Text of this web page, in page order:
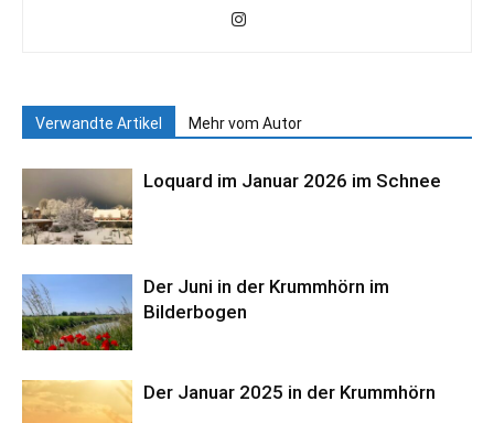
Verwandte Artikel Mehr vom Autor
Loquard im Januar 2026 im Schnee
Der Juni in der Krummhörn im
Bilderbogen
Der Januar 2025 in der Krummhörn